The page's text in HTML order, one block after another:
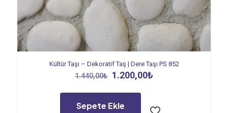
Kültür Taşı – Dekoratif Taş | Dere Taşı PS 852
1.440,00₺ Orijinal
1.440,00₺.
1.200,00₺
Sepete Ekle